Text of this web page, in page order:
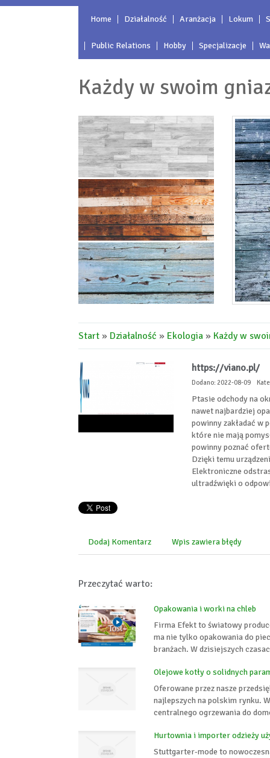
Home Działalność Aranżacja Lokum
Public Relations Hobby Specjalizacje
Każdy w swoim
Start » Działalność » Ekologia » Każdy w
https://viano.pl/
Dodano: 2022-08-09
Ptasie odchody na
nawet najbardziej
powinny zakładać w
które nie mają
powinny poznać
Dzięki temu
Elektroniczne
ultradźwięki o
Dodaj Komentarz Wpis zawiera błędy
Przeczytać warto:
Opakowania i worki na chleb
Firma Efekt to światowy
ma nie tylko opakowania do
branżach. W dzisiejszych
Olejowe kotły o solidnych
Oferowane przez nasze
najlepszych na polskim rynku.
centralnego ogrzewania do
Hurtownia i importer odzieży
Stuttgarter-mode to